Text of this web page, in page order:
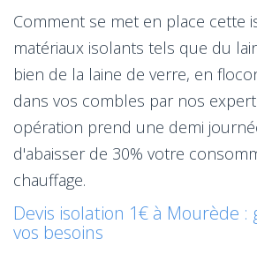
Comment se met en place cette
matériaux isolants tels que du
bien de la laine de verre, en
dans vos combles par nos
opération prend une demi
d'abaisser de 30% votre
chauffage.
Devis isolation 1€ à Mourède
vos besoins